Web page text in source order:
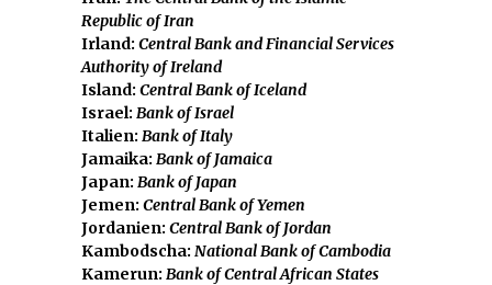
Republic of Iran
Irland: Central Bank and Financial Services
Authority of Ireland
Island: Central Bank of Iceland
Israel: Bank of Israel
Italien: Bank of Italy
Jamaika: Bank of Jamaica
Japan: Bank of Japan
Jemen: Central Bank of Yemen
Jordanien: Central Bank of Jordan
Kambodscha: National Bank of Cambodia
Kamerun: Bank of Central African States